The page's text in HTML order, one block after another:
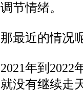
调节情绪。
那最近的情况
2021年到
就没有继续走